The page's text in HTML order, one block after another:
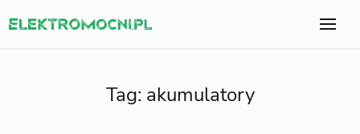
Tag: akumulatory